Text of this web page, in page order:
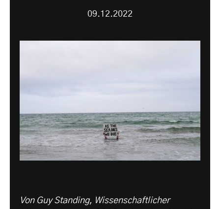
09.12.2022
Von Guy Standing, Wissenschaftlicher